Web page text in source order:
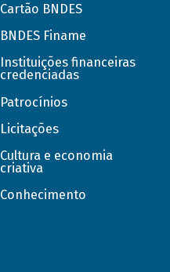
Cartão BNDES
BNDES Finame
Instituições financeiras
credenciadas
Patrocínios
Licitações
Cultura e economia
criativa
Conhecimento